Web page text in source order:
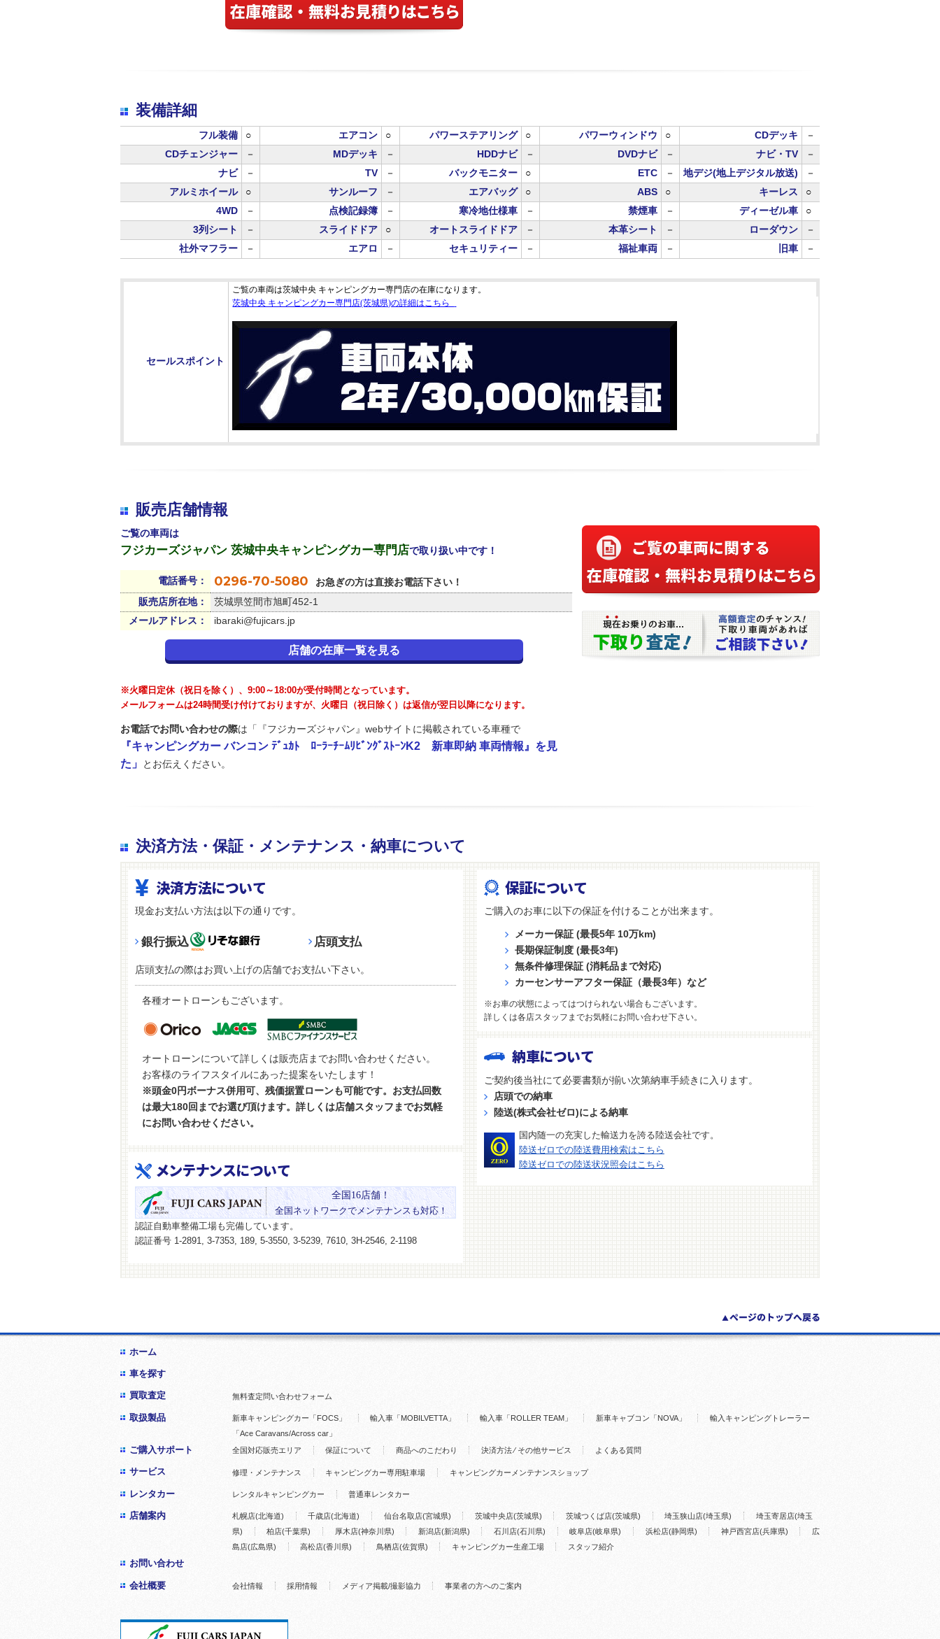
装備詳細
フル装備 ○ エアコン ○ パワーステアリング ○ パワーウィンドウ ○ CDデッキ
－
CDチェンジャー
－ MDデッキ － HDDナビ － DVDナビ － ナビ・TV
－
ナビ
－ TV － バックモニター ○ ETC － 地デジ(地上デジタル放送)
－
アルミホイール
○ サンルーフ － エアバッグ ○ ABS ○ キーレス
○
4WD
－ 点検記録簿 － 寒冷地仕様車 － 禁煙車 － ディーゼル車
○
3列シート
－ スライドドア ○ オートスライドドア － 本革シート － ローダウン
－
社外マフラー
－ エアロ － セキュリティー － 福祉車両 － 旧車 －
セールスポイント
ご覧の車両は茨城中央 キャンピングカー専門店の在庫になります。
茨城中央 キャンピングカー専門店(茨城県)の詳細はこちら
販売店舗情報
ご覧の車両は
フジカーズジャパン 茨城中央キャンピングカー専門店で取り扱い中です！
電話番号： 0296-70-5080
お急ぎの方は直接お電話下さい！
販売店所在地：
茨城県笠間市旭町452-1
メールアドレス：
ibaraki@fujicars.jp
店舗の在庫一覧を見る
※火曜日定休（祝日を除く）、9:00～18:00が受付時間となっています。
メールフォームは24時間受け付けておりますが、火曜日（祝日除く）は返信が翌日以降になります。
お電話でお問い合わせの際は「『フジカーズジャパン』webサイトに掲載されている車種で
『キャンピングカー バンコン ﾃﾞｭｶﾄ ﾛｰﾗｰﾁｰﾑﾘﾋﾞﾝｸﾞｽﾄｰﾝK2 新車即納 車両情報』を見
た」
とお伝えください。
決済方法・保証・メンテナンス・納車について
決済方法について
現金お支払い方法は以下の通りです。
銀行振込 店頭支払
店頭支払の際はお買い上げの店舗でお支払い下さい。
各種オートローンもございます。
オートローンについて詳しくは販売店までお問い合わせください。
お客様のライフスタイルにあった提案をいたします！
※頭金0円ボーナス併用可、残価据置ローンも可能です。お支払回数
は最大180回までお選び頂けます。詳しくは店舗スタッフまでお気軽
にお問い合わせください。
メンテナンスについて
全国16店舗！
全国ネットワークでメンテナンスも対応！
認証自動車整備工場も完備しています。
認証番号 1-2891, 3-7353, 189, 5-3550, 3-5239, 7610, 3H-2546, 2-1198
保証について
ご購入のお車に以下の保証を付けることが出来ます。
メーカー保証 (最長5年 10万km)
長期保証制度 (最長3年)
無条件修理保証 (消耗品まで対応)
カーセンサーアフター保証（最長3年）など
※お車の状態によってはつけられない場合もございます。
詳しくは各店スタッフまでお気軽にお問い合わせ下さい。
納車について
ご契約後当社にて必要書類が揃い次第納車手続きに入ります。
店頭での納車
陸送(株式会社ゼロ)による納車
国内随一の充実した輸送力を誇る陸送会社です。
陸送ゼロでの陸送費用検索はこちら
陸送ゼロでの陸送状況照会はこちら
ホーム
車を探す
買取査定 無料査定問い合わせフォーム
取扱製品 新車キャンピングカー「FOCS」 輸入車「MOBILVETTA」 輸入車「ROLLER TEAM」 新車キャブコン「NOVA」
輸入キャンピングトレーラー
「Ace Caravans/Across car」
ご購入サポート 全国対応販売エリア 保証について 商品へのこだわり 決済方法 ⁄ その他サービス よくある質問
サービス 修理・メンテナンス キャンピングカー専用駐車場 キャンピングカーメンテナンスショップ
レンタカー レンタルキャンピングカー 普通車レンタカー
店舗案内 札幌店(北海道) 千歳店(北海道) 仙台名取店(宮城県) 茨城中央店(茨城県) 茨城つくば店(茨城県) 埼玉狭山店(埼玉県)
埼玉寄居店(埼玉
県)
柏店(千葉県) 厚木店(神奈川県) 新潟店(新潟県) 石川店(石川県) 岐阜店(岐阜県) 浜松店(静岡県) 神戸西宮店(兵庫県)
広
島店(広島県)
高松店(香川県) 鳥栖店(佐賀県) キャンピングカー生産工場 スタッフ紹介
お問い合わせ
会社概要 会社情報 採用情報 メディア掲載/撮影協力 事業者の方へのご案内